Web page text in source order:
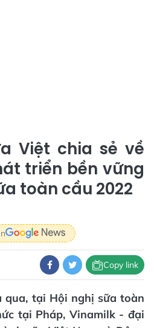
Việt chia sẻ về
triển bền vững
toàn cầu 2022
Copy link
qua, tại Hội nghị sữa toàn
tại Pháp, Vinamilk - đại